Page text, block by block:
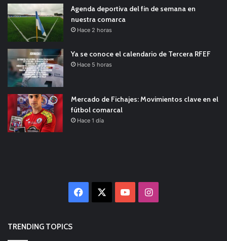
Agenda deportiva del fin de semana en
nuestra comarca
Hace 2 horas
Ya se conoce el calendario de Tercera RFEF
Hace 5 horas
Mercado de Fichajes: Movimientos clave en el
fútbol comarcal
Hace 1 día
Facebook YouTubeInstagram
TRENDING TOPICS